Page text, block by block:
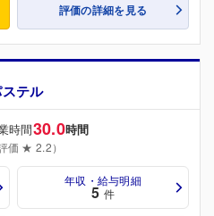
評価の詳細を見る
テル
時間30.0時間
価 ★ 2.2）
年収・給与明細
5 件